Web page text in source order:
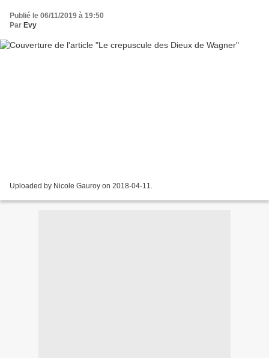
Publié le 06/11/2019 à 19:50
Par Evy
Uploaded by Nicole Gauroy on 2018-04-11.